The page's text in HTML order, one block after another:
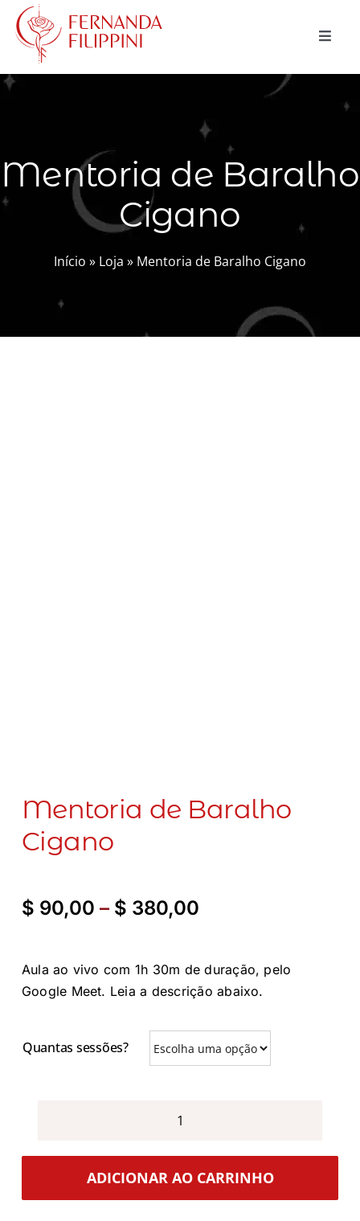
para
conteúdo
Toggle
CONSULTAS
MAGIA NATURAL
BLOG
LOJA
resultados
para:
Mentoria de Baralho
Cigano
Início » Loja » Mentoria de Baralho Cigano
Mentoria de Baralho
Cigano
$ 90,00 – $ 380,00Faixa
$ 90,00
através
Aula ao vivo com 1h 30m de duração, pelo
Google Meet. Leia a descrição abaixo.
Quantas sessões?
Mentoria
de
Baralho
ADICIONAR AO CARRINHO